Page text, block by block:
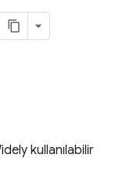
kullanılabilir